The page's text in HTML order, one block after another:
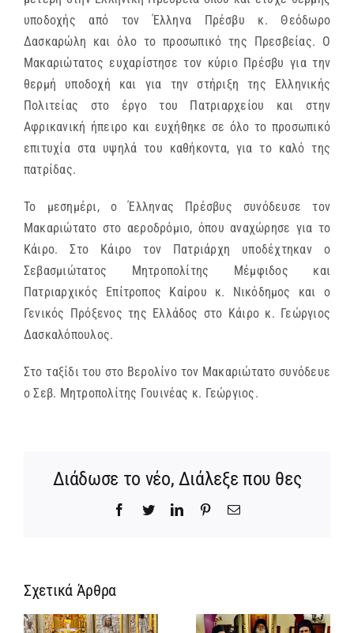
υποδοχής από τον Έλληνα Πρέσβυ κ. Θεόδωρο
Δασκαρώλη και όλο το προσωπικό της Πρεσβείας. Ο
Μακαριώτατος ευχαρίστησε τον κύριο Πρέσβυ για την
θερμή υποδοχή και για την στήριξη της Ελληνικής
Πολιτείας στο έργο του Πατριαρχείου και στην
Αφρικανική ήπειρο και ευχήθηκε σε όλο το προσωπικό
επιτυχία στα υψηλά του καθήκοντα, για το καλό της
πατρίδας.
Το μεσημέρι, ο Έλληνας Πρέσβυς συνόδευσε τον
Μακαριώτατο στο αεροδρόμιο, όπου αναχώρησε για το
Κάιρο. Στο Κάιρο τον Πατριάρχη υποδέχτηκαν ο
Σεβασμιώτατος Μητροπολίτης Μέμφιδος και
Πατριαρχικός Επίτροπος Καίρου κ. Νικόδημος και ο
Γενικός Πρόξενος της Ελλάδος στο Κάιρο κ. Γεώργιος
Δασκαλόπουλος.
Στο ταξίδι του στο Βερολίνο τον Μακαριώτατο συνόδευε
ο Σεβ. Μητροπολίτης Γουινέας κ. Γεώργιος.
Διάδωσε το νέο, Διάλεξε που θες
Facebook
TwitterLinkedInPinterestEmail
Σχετικά ΆρθραΊδρυση
Γυναικείας